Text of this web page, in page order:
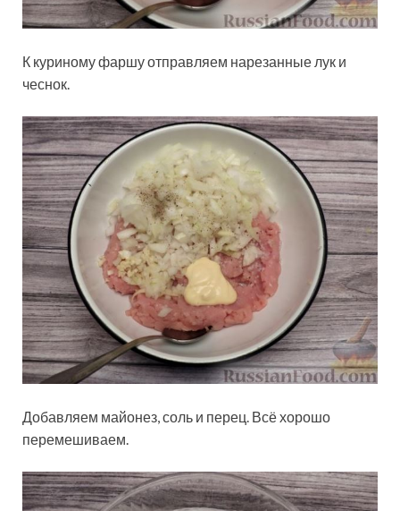
К куриному фаршу отправляем нарезанные лук и
чеснок.
Добавляем майонез, соль и перец. Всё хорошо
перемешиваем.